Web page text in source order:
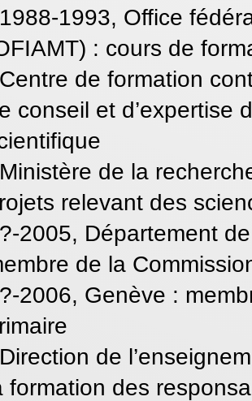
1993, Office
: cours de
de formation
conseil et d’expertise
de la
relevant des
2005, Département
de la
2006, Genève :
de
formation des